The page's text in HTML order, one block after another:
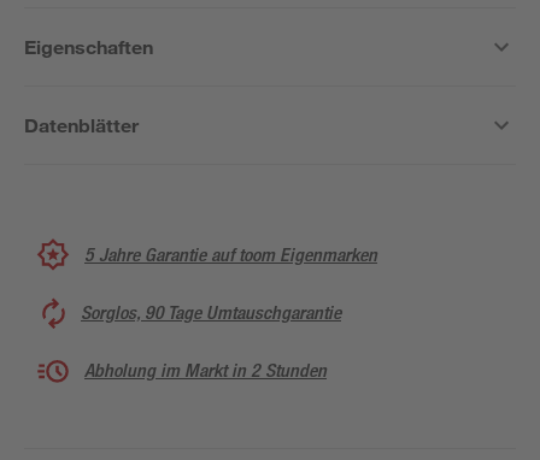
Eigenschaften
Datenblätter
5 Jahre Garantie auf toom Eigenmarken
Sorglos, 90 Tage Umtauschgarantie
Abholung im Markt in 2 Stunden